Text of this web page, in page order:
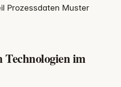
Prozessdaten Muster
Technologien im